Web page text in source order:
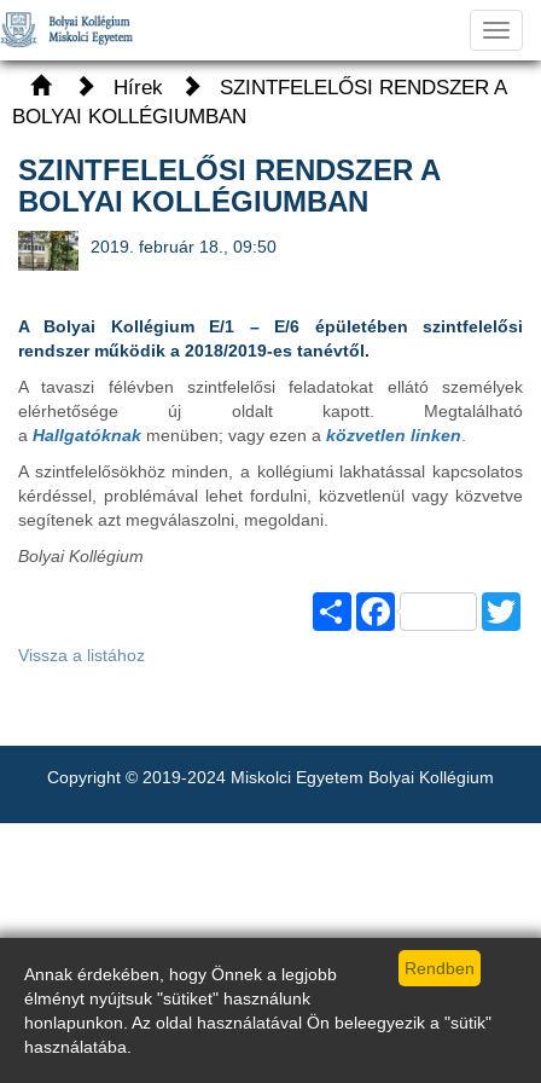
Annak érdekében, hogy Önnek a legjobb
élményt nyújtsuk "sütiket" használunk
honlapunkon. Az oldal használatával Ön beleegyezik a "sütik"
használatába.
Hírek
SZINTFELELŐSI RENDSZER A
BOLYAI KOLLÉGIUMBAN
SZINTFELELŐSI RENDSZER A
BOLYAI KOLLÉGIUMBAN
2019. február 18., 09:50
A Bolyai Kollégium E/1 – E/6 épületében szintfelelősi
rendszer működik a 2018/2019-es tanévtől.
A tavaszi félévben szintfelelősi feladatokat ellátó személyek
elérhetősége új oldalt kapott. Megtalálható
a Hallgatóknak menüben; vagy ezen a közvetlen linken
A szintfelelősökhöz minden, a kollégiumi lakhatással kapcsolatos
kérdéssel, problémával lehet fordulni, közvetlenül vagy közvetve
segítenek azt megválaszolni, megoldani.
Bolyai Kollégium
Share Facebook
Vissza a listához
Copyright © 2019-2024 Miskolci Egyetem Bolyai Kollégium